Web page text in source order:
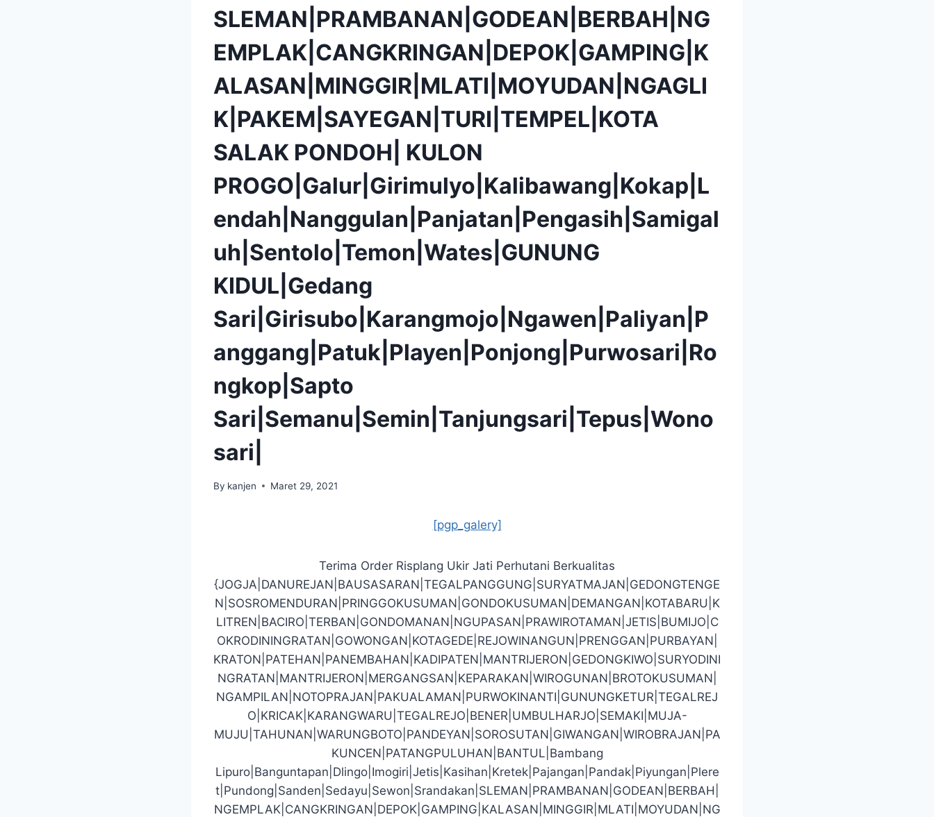
SLEMAN|PRAMBANAN|GODEAN|BERBAH|NG
EMPLAK|CANGKRINGAN|DEPOK|GAMPING|K
ALASAN|MINGGIR|MLATI|MOYUDAN|NGAGLI
K|PAKEM|SAYEGAN|TURI|TEMPEL|KOTA
SALAK PONDOH| KULON
PROGO|Galur|Girimulyo|Kalibawang|Kokap|L
endah|Nanggulan|Panjatan|Pengasih|Samigal
uh|Sentolo|Temon|Wates|GUNUNG
KIDUL|Gedang
Sari|Girisubo|Karangmojo|Ngawen|Paliyan|P
anggang|Patuk|Playen|Ponjong|Purwosari|Ro
ngkop|Sapto
Sari|Semanu|Semin|Tanjungsari|Tepus|Wono
sari|
By kanjen Maret 29, 2021
[pgp_galery]
Terima Order Risplang Ukir Jati Perhutani Berkualitas
{JOGJA|DANUREJAN|BAUSASARAN|TEGALPANGGUNG|SURYATMAJAN|GEDONGTENGE
N|SOSROMENDURAN|PRINGGOKUSUMAN|GONDOKUSUMAN|DEMANGAN|KOTABARU|K
LITREN|BACIRO|TERBAN|GONDOMANAN|NGUPASAN|PRAWIROTAMAN|JETIS|BUMIJO|C
OKRODININGRATAN|GOWONGAN|KOTAGEDE|REJOWINANGUN|PRENGGAN|PURBAYAN|
KRATON|PATEHAN|PANEMBAHAN|KADIPATEN|MANTRIJERON|GEDONGKIWO|SURYODINI
NGRATAN|MANTRIJERON|MERGANGSAN|KEPARAKAN|WIROGUNAN|BROTOKUSUMAN|
NGAMPILAN|NOTOPRAJAN|PAKUALAMAN|PURWOKINANTI|GUNUNGKETUR|TEGALREJ
O|KRICAK|KARANGWARU|TEGALREJO|BENER|UMBULHARJO|SEMAKI|MUJA-
MUJU|TAHUNAN|WARUNGBOTO|PANDEYAN|SOROSUTAN|GIWANGAN|WIROBRAJAN|PA
KUNCEN|PATANGPULUHAN|BANTUL|Bambang
Lipuro|Banguntapan|Dlingo|Imogiri|Jetis|Kasihan|Kretek|Pajangan|Pandak|Piyungan|Plere
t|Pundong|Sanden|Sedayu|Sewon|Srandakan|SLEMAN|PRAMBANAN|GODEAN|BERBAH|
NGEMPLAK|CANGKRINGAN|DEPOK|GAMPING|KALASAN|MINGGIR|MLATI|MOYUDAN|NG